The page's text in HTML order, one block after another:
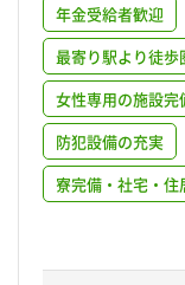
年金受給者歓迎
最寄り駅より徒歩
女性専用の施設完
防犯設備の充実
寮完備・社宅・住